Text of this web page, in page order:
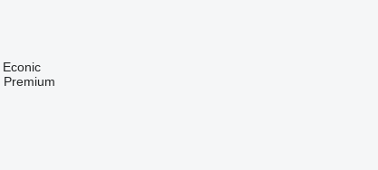
Econic
Premium